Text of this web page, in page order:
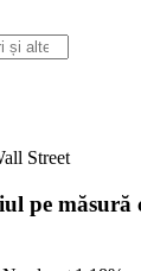
Street
pe măsură